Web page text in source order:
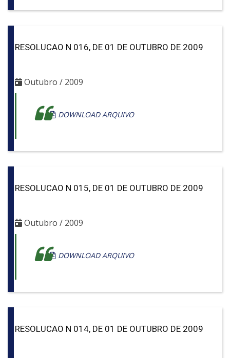
RESOLUCAO N 016, DE 01 DE OUTUBRO DE 2009
Outubro / 2009
DOWNLOAD ARQUIVO
RESOLUCAO N 015, DE 01 DE OUTUBRO DE 2009
Outubro / 2009
DOWNLOAD ARQUIVO
RESOLUCAO N 014, DE 01 DE OUTUBRO DE 2009